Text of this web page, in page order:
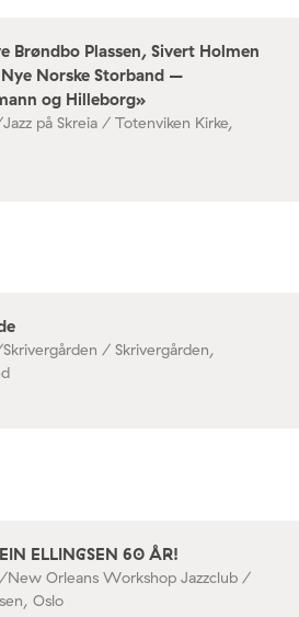
Brøndbo Plassen, Sivert Holmen
Norske Storband –
og Hilleborg»
Jazz på Skreia / Totenviken Kirke,
Skrivergården / Skrivergården,
ELLINGSEN 60 ÅR!
New Orleans Workshop Jazzclub /
Oslo